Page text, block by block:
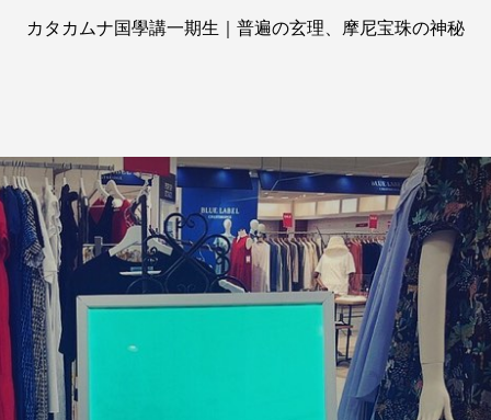
カタカムナ国學講一期生｜普遍の玄理、摩尼宝珠の神秘